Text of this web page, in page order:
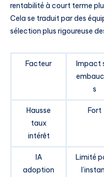
rentabilité à court terme
Cela se traduit par des
sélection plus rigoureuse
Facteur
Impact
s
Hausse
taux
intérêt
Fort
IA
adoption
Limité